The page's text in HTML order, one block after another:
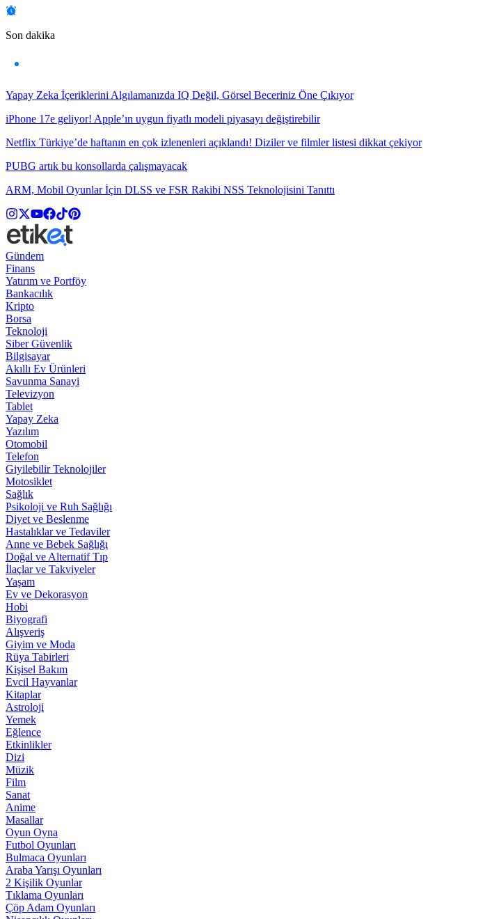
Son dakika
Yapay Zeka İçeriklerini Algılamanızda IQ Değil, Görsel Beceriniz Öne Çıkıyor
iPhone 17e geliyor! Apple’ın uygun fiyatlı modeli piyasayı değiştirebilir
Netflix Türkiye’de haftanın en çok izlenenleri açıklandı! Diziler ve filmler listesi dikkat çekiyor
PUBG artık bu konsollarda çalışmayacak
ARM, Mobil Oyunlar İçin DLSS ve FSR Rakibi NSS Teknolojisini Tanıttı
Gündem
Finans
Yatırım ve Portföy
Bankacılık
Kripto
Borsa
Teknoloji
Siber Güvenlik
Bilgisayar
Akıllı Ev Ürünleri
Savunma Sanayi
Televizyon
Tablet
Yapay Zeka
Yazılım
Otomobil
Telefon
Giyilebilir Teknolojiler
Motosiklet
Sağlık
Psikoloji ve Ruh Sağlığı
Diyet ve Beslenme
Hastalıklar ve Tedaviler
Anne ve Bebek Sağlığı
Doğal ve Alternatif Tıp
İlaçlar ve Takviyeler
Yaşam
Ev ve Dekorasyon
Hobi
Biyografi
Alışveriş
Giyim ve Moda
Rüya Tabirleri
Kişisel Bakım
Evcil Hayvanlar
Kitaplar
Astroloji
Yemek
Eğlence
Etkinlikler
Dizi
Müzik
Film
Sanat
Anime
Masallar
Oyun Oyna
Futbol Oyunları
Bulmaca Oyunları
Araba Yarışı Oyunları
2 Kişilik Oyunlar
Tıklama Oyunları
Çöp Adam Oyunları